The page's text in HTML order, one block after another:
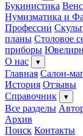
Букинистика
Нумизматика и
Профессии
планы Столовое
приборы
О нас
▾
Главная Салон-
История Отзывы
Справочник
▾
Все разделы
Архив
Поиск Контакты